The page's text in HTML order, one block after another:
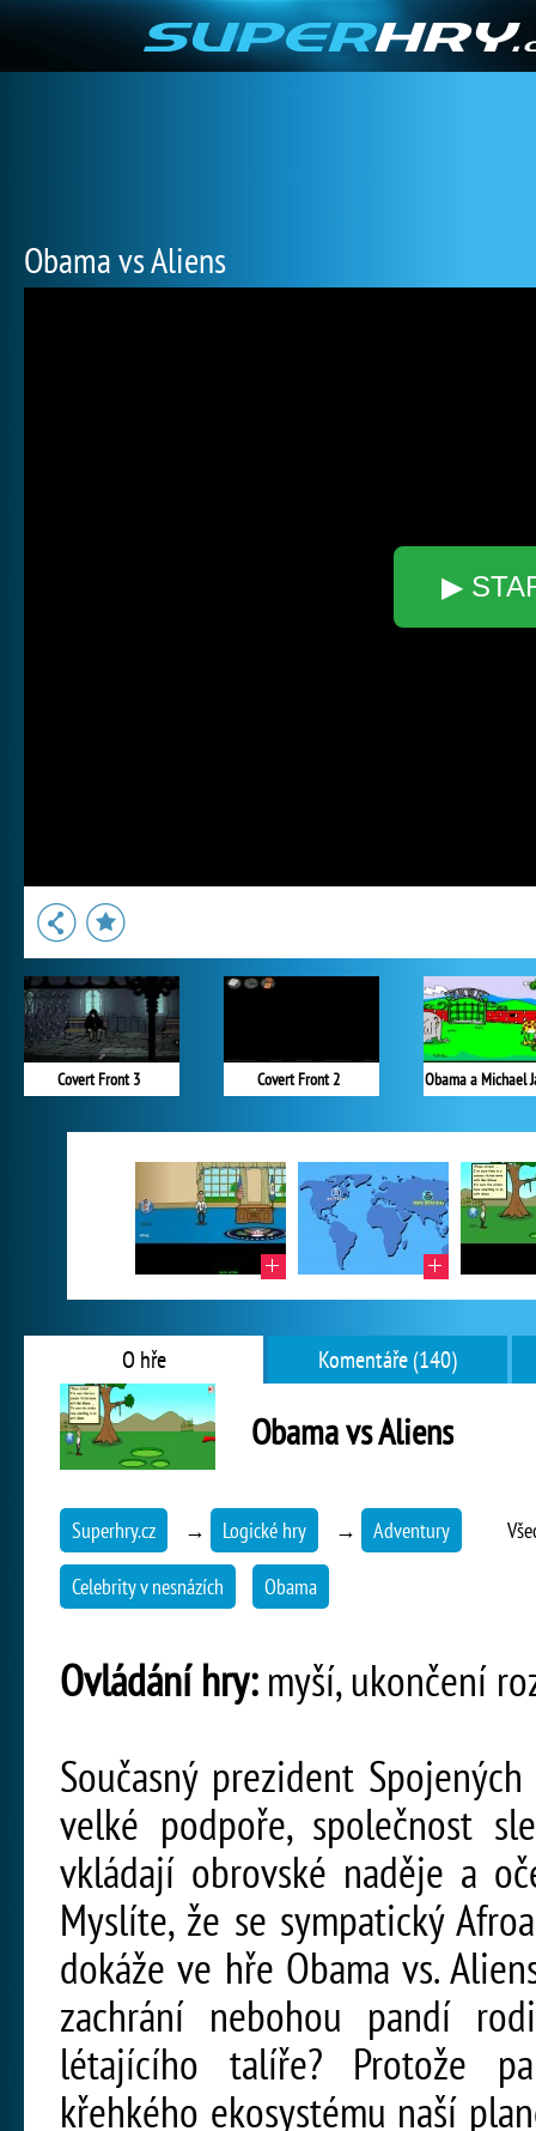
Obama vs Aliens
▶
Covert Front 3 Covert Front 2 Obama a Michael
O hře Komentáře (140)
Obama vs Aliens
Superhry.cz → Logické hry → Adventury
Celebrity v nesnázích Obama
Ovládání hry:myší, ukončení
Současný prezident
velké podpoře, společnost
vkládají obrovské naděje a
Myslíte, že se sympatický
dokáže ve hře Obama vs.
zachrání nebohou pandí
létajícího talíře? Protože
křehkého ekosystému naší